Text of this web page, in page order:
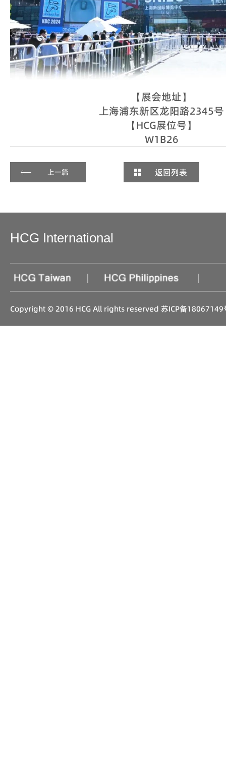
【展会地址】
上海浦东新区龙阳路2345号
【HCG展位号】
W1B26
上一篇 返回列表
HCG International
| |
Copyright © 2016 HCG All rights reserved 苏ICP备